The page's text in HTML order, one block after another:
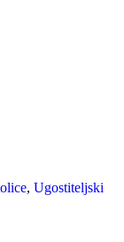
, Ugostiteljski